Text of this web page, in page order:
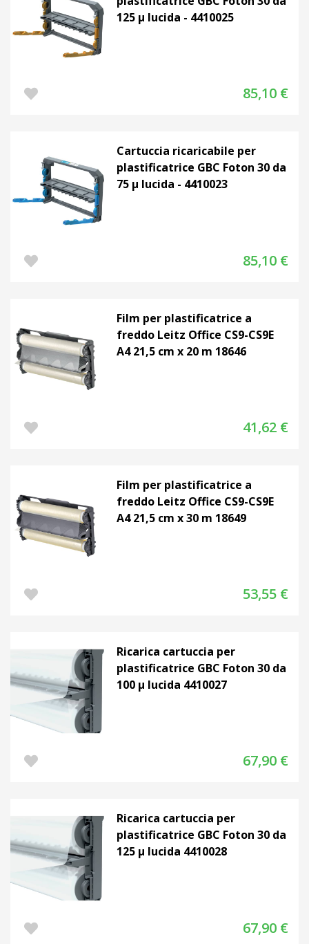
125 µ lucida - 4410025
85,10 €
Cartuccia ricaricabile per
plastificatrice GBC Foton 30 da
75 µ lucida - 4410023
85,10 €
Film per plastificatrice a
freddo Leitz Office CS9-CS9E
A4 21,5 cm x 20 m 18646
41,62 €
Film per plastificatrice a
freddo Leitz Office CS9-CS9E
A4 21,5 cm x 30 m 18649
53,55 €
Ricarica cartuccia per
plastificatrice GBC Foton 30 da
100 µ lucida 4410027
67,90 €
Ricarica cartuccia per
plastificatrice GBC Foton 30 da
125 µ lucida 4410028
67,90 €